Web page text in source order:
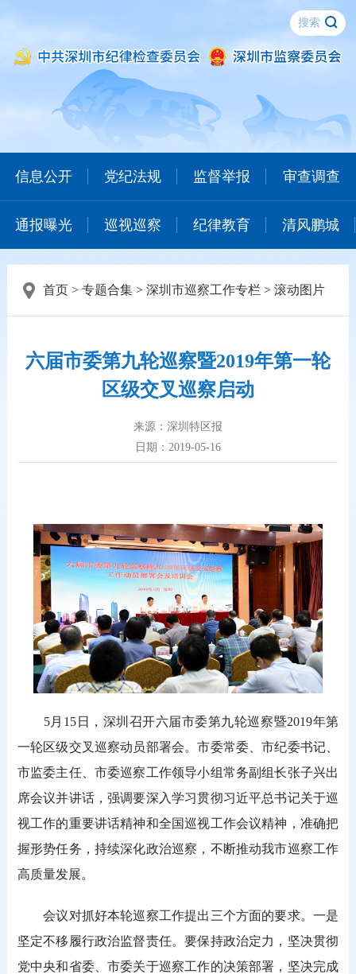
信息公开 党纪法规 监督举报 审查调查
通报曝光 巡视巡察 纪律教育 清风鹏城
首页> 专题合集> 深圳市巡察工作专栏 > 滚动图片
六届市委第九轮巡察暨2019年第一轮
区级交叉巡察启动
来源：深圳特区报
日期：2019-05-16
5月15日，深圳召开六届市委第九轮巡察暨2019年第
一轮区级交叉巡察动员部署会。市委常委、市纪委书记、
市监委主任、市委巡察工作领导小组常务副组长张子兴出
席会议并讲话，强调要深入学习贯彻习近平总书记关于巡
视工作的重要讲话精神和全国巡视工作会议精神，准确把
握形势任务，持续深化政治巡察，不断推动我市巡察工作
高质量发展。
会议对抓好本轮巡察工作提出三个方面的要求。一是
坚定不移履行政治监督责任。要保持政治定力，坚决贯彻
党中央和省委、市委关于巡察工作的决策部署，坚决完成